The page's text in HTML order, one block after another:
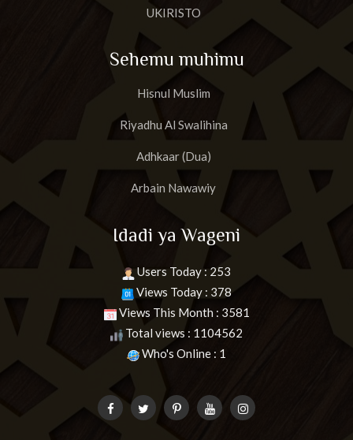
UKIRISTO
Sehemu muhimu
Hisnul Muslim
Riyadhu Al Swalihina
Adhkaar (Dua)
Arbain Nawawiy
Idadi ya Wageni
Users Today : 253
Views Today : 378
Views This Month : 3581
Total views : 1104562
Who's Online : 1